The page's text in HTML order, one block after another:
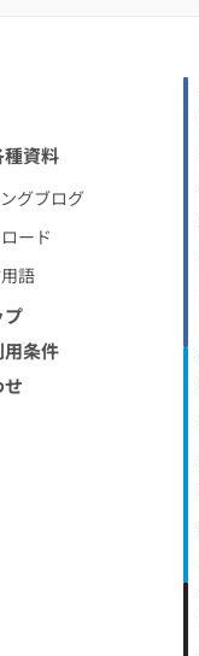
資料
グブログ
ード
語
プ
条件